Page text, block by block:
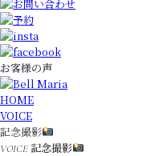
お客様の声
HOME
VOICE
記念撮影
VOICE記念撮影